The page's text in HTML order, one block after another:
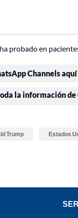
probado en
Channels aquí
la información
Trump Estados